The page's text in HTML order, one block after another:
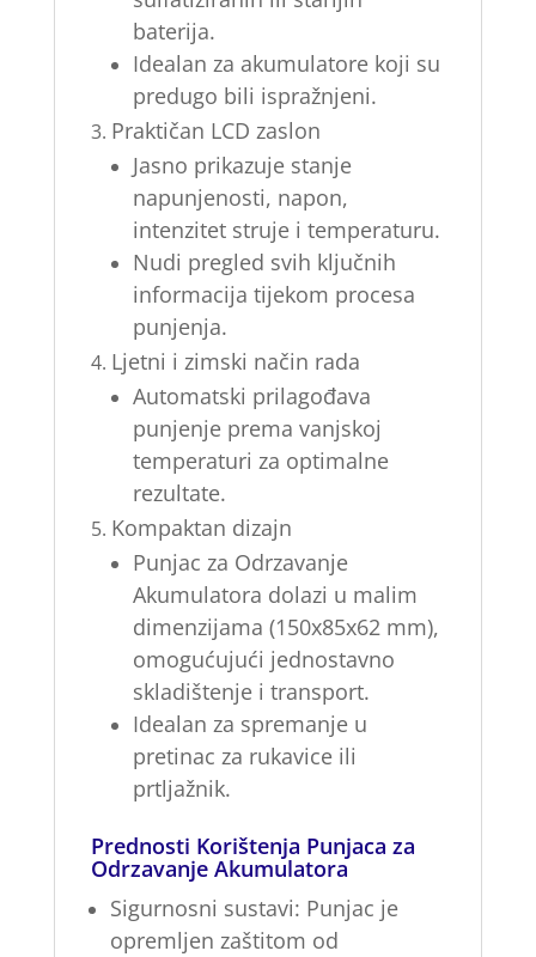
baterija.
Idealan za akumulatore koji su
predugo bili ispražnjeni.
Praktičan LCD zaslon
Jasno prikazuje stanje
napunjenosti, napon,
intenzitet struje i temperaturu.
Nudi pregled svih ključnih
informacija tijekom procesa
punjenja.
Ljetni i zimski način rada
Automatski prilagođava
punjenje prema vanjskoj
temperaturi za optimalne
rezultate.
Kompaktan dizajn
Punjac za Odrzavanje
Akumulatora dolazi u malim
dimenzijama (150x85x62 mm),
omogućujući jednostavno
skladištenje i transport.
Idealan za spremanje u
pretinac za rukavice ili
prtljažnik.
Prednosti Korištenja Punjaca za
Odrzavanje Akumulatora
Sigurnosni sustavi: Punjac je
opremljen zaštitom od